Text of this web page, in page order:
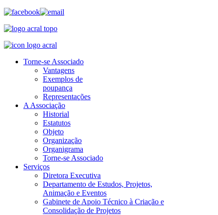
Torne-se Associado
Vantagens
Exemplos de
poupança
Representações
A Associação
Historial
Estatutos
Objeto
Organização
Organigrama
Torne-se Associado
Serviços
Diretora Executiva
Departamento de Estudos, Projetos,
Animação e Eventos
Gabinete de Apoio Técnico à Criação e
Consolidação de Projetos